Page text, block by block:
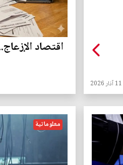
اقتصاد
معلوماتية